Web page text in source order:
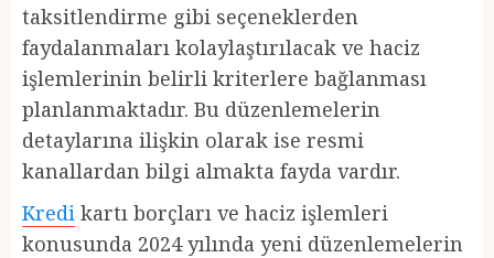
taksitlendirme gibi seçeneklerden
faydalanmaları kolaylaştırılacak ve haciz
işlemlerinin belirli kriterlere bağlanması
planlanmaktadır. Bu düzenlemelerin
detaylarına ilişkin olarak ise resmi
kanallardan bilgi almakta fayda vardır.
Kredi kartı borçları ve haciz işlemleri
konusunda 2024 yılında yeni düzenlemelerin